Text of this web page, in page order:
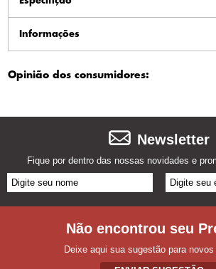
Informações
Opinião dos consumidores:
Newsletter
Fique por dentro das nossas novidades e
Não encontrou seu
Deixe aqui sua sugestão para